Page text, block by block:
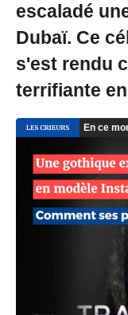
escaladé
Dubaï. Ce
s'est rendu
terrifiante